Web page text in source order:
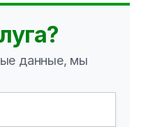
данные, мы